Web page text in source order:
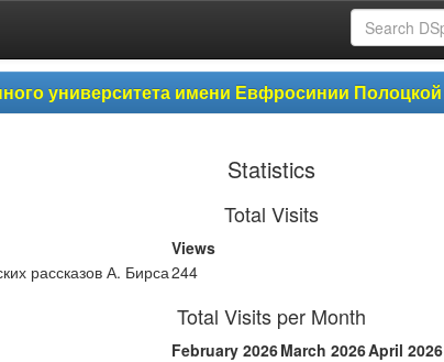
университета имени Евфросинии Полоцкой
Statistics
Total Visits
Views
рассказов А. Бирса244
Total Visits per Month
February 2026March 2026April 2026